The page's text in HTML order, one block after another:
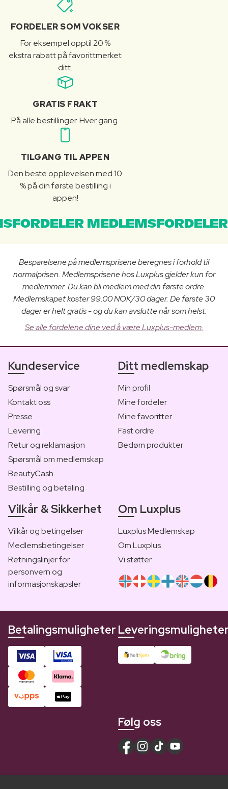
FORDELER SOM VOKSER
For eksempel opptil 20 %
ekstra rabatt på favorittmerket
ditt.
GRATIS FRAKT
På alle bestillinger. Hver gang.
TILGANG TIL APPEN
Den beste opplevelsen med 10
% på din første bestilling i
appen!
Besparelsene på medlemsprisene beregnes i forhold til
normalprisen. Medlemsprisene hos Luxplus gjelder kun for
medlemmer. Du kan bli medlem med din første ordre.
Medlemskapet koster 99.00 NOK/30 dager. De første 30
dager er helt gratis - og du kan avslutte når som helst.
Se alle fordelene dine ved å være Luxplus-medlem.
Kundeservice
Spørsmål og svar
Kontakt oss
Presse
Levering
Retur og reklamasjon
Spørsmål om medlemskap
BeautyCash
Bestilling og betaling
Ditt medlemskap
Min profil
Mine fordeler
Mine favoritter
Fast ordre
Bedøm produkter
Vilkår & Sikkerhet
Vilkår og betingelser
Medlemsbetingelser
Retningslinjer for
personvern og
informasjonskapsler
Om Luxplus
Luxplus Medlemskap
Om Luxplus
Vi støtter
Betalingsmuligheter
Følg oss